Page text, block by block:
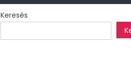
Keresés